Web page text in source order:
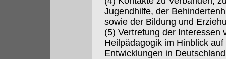
Jugendhilfe, der
sowie der Bildung und
(5) Vertretung der Interessen
Heilpädagogik im Hinblick
Entwicklungen in